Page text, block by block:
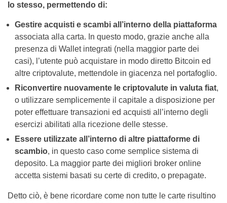
lo stesso, permettendo di:
Gestire acquisti e scambi all’interno della piattaforma
associata alla carta. In questo modo, grazie anche alla
presenza di Wallet integrati (nella maggior parte dei
casi), l’utente può acquistare in modo diretto Bitcoin ed
altre criptovalute, mettendole in giacenza nel portafoglio.
Riconvertire nuovamente le criptovalute in valuta fiat,
o utilizzare semplicemente il capitale a disposizione per
poter effettuare transazioni ed acquisti all’interno degli
esercizi abilitati alla ricezione delle stesse.
Essere utilizzate all’interno di altre piattaforme di
scambio, in questo caso come semplice sistema di
deposito. La maggior parte dei migliori broker online
accetta sistemi basati su certe di credito, o prepagate.
Detto ciò, è bene ricordare come non tutte le carte risultino